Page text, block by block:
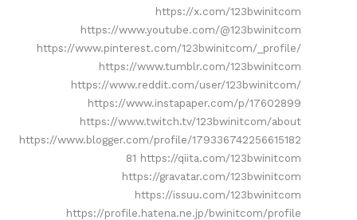
https://x.com/123bwinitcom
https://www.youtube.com/@123bwinitcom
https://www.pinterest.com/123bwinitcom/_profile/
https://www.tumblr.com/123bwinitcom
https://www.reddit.com/user/123bwinitcom/
https://www.instapaper.com/p/17602899
https://www.twitch.tv/123bwinitcom/about
https://www.blogger.com/profile/179336742256615182
81 https://qiita.com/123bwinitcom
https://gravatar.com/123bwinitcom
https://issuu.com/123bwinitcom
https://profile.hatena.ne.jp/bwinitcom/profile